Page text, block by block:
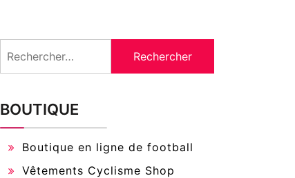
BOUTIQUE
Boutique en ligne de football
Vêtements Cyclisme Shop